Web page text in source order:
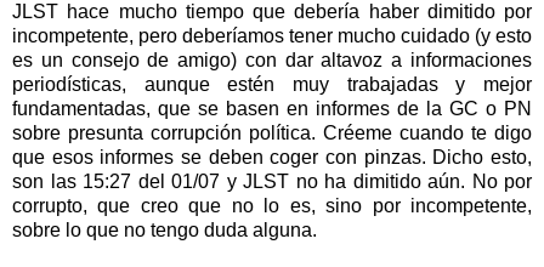
JLST hace mucho tiempo que debería haber dimitido por
incompetente, pero deberíamos tener mucho cuidado (y esto
es un consejo de amigo) con dar altavoz a informaciones
periodísticas, aunque estén muy trabajadas y mejor
fundamentadas, que se basen en informes de la GC o PN
sobre presunta corrupción política. Créeme cuando te digo
que esos informes se deben coger con pinzas. Dicho esto,
son las 15:27 del 01/07 y JLST no ha dimitido aún. No por
corrupto, que creo que no lo es, sino por incompetente,
sobre lo que no tengo duda alguna.